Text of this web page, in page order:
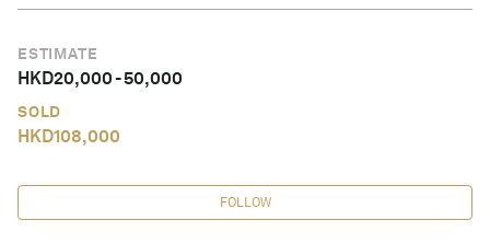
ESTIMATE
HKD20,000-50,000
SOLD
HKD108,000
FOLLOW